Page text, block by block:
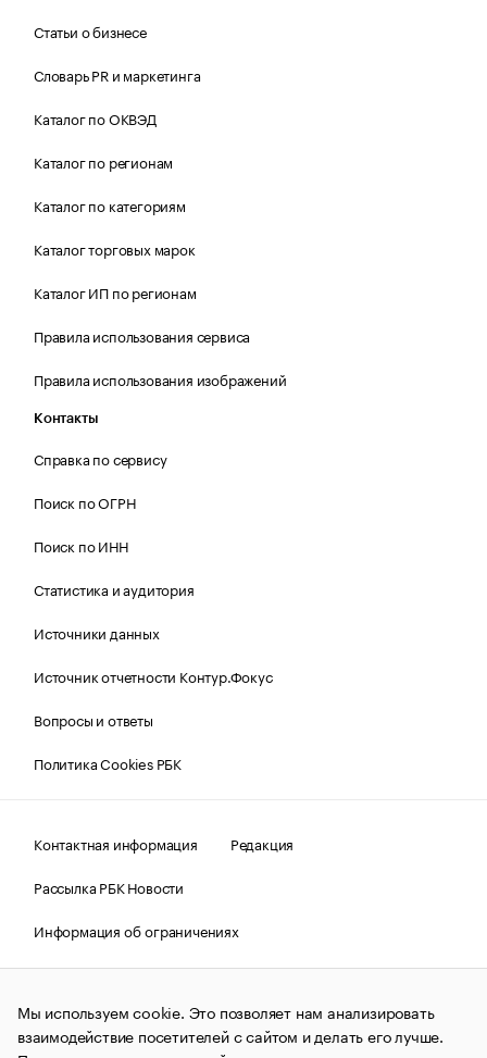
Статьи о бизнесе
Словарь PR и маркетинга
Каталог по ОКВЭД
Каталог по регионам
Каталог по категориям
Каталог торговых марок
Каталог ИП по регионам
Правила использования сервиса
Правила использования изображений
Контакты
Справка по сервису
Поиск по ОГРН
Поиск по ИНН
Статистика и аудитория
Источники данных
Источник отчетности Контур.Фокус
Вопросы и ответы
Политика Cookies РБК
Контактная информация
Редакция
Рассылка РБК Новости
Информация об ограничениях
Правовая информация
О соблюдении авторских прав
© АО «РОСБИЗНЕСКОНСАЛТИНГ»,1995–2026.Сообщения
и материалы информационного агентства «РБК»
(зарегистрировано Федеральной службой по надзору в сфере
Мы используем cookie. Это позволяет нам анализировать
взаимодействие посетителей с сайтом и делать его лучше.